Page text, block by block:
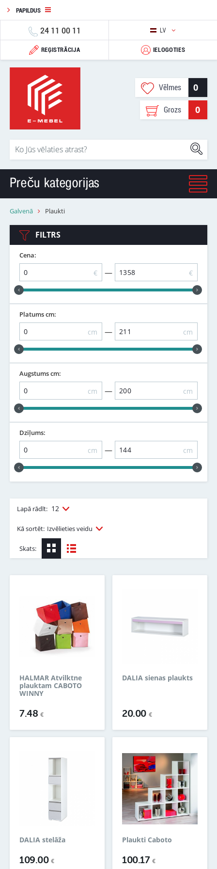
PAPILDUS
24 11 00 11 LV
REĢISTRĀCIJA IELOGOTIES
Vēlmes 0
Grozs 0
Preču kategorijas
Galvenā Plaukti
FILTRS
Cena:
€ — €
Platums cm:
cm — cm
Augstums cm:
cm — cm
Dziļums:
cm — cm
Lapā rādīt: 12
Kā sortēt: Izvēlieties veidu
Skats:
HALMAR Atvilktne
plauktam CABOTO
WINNY
7.48 €
DALIA sienas plaukts
20.00 €
DALIA stelāža
109.00€
Plaukti Caboto
100.17€